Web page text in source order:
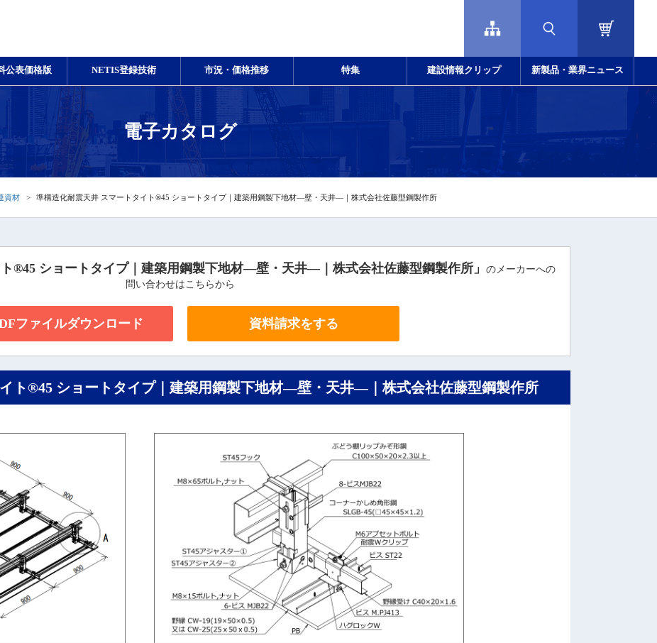
公表価格版 NETIS登録技術 市況・価格推移 特集 建設情報クリップ 新製品・業界ニュース
電子カタログ
資材 準構造化耐震天井 スマートタイト®45 ショートタイプ｜建築用鋼製下地材―壁・天井―｜株式会社佐藤型鋼製作所
®45 ショートタイプ｜建築用鋼製下地材―壁・天井―｜株式会社佐藤型鋼製作所」
のメーカーへの
問い合わせはこちらから
ファイルダウンロード 資料請求をする
ト®45 ショートタイプ｜建築用鋼製下地材―壁・天井―｜株式会社佐藤型鋼製作所